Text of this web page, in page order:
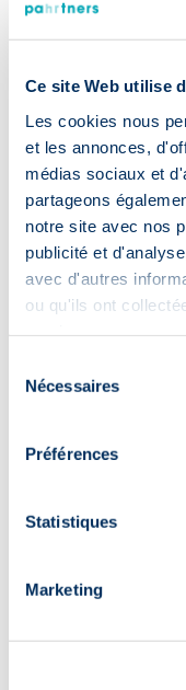
Ce site Web utilise
Les cookies nous
et les annonces,
médias sociaux et
partageons
notre site avec nos
publicité et
avec d'autres
ou qu'ils ont
Nécessaires
Préférences
Statistiques
Marketing
Eerste cv's
90% van de
in dienst: